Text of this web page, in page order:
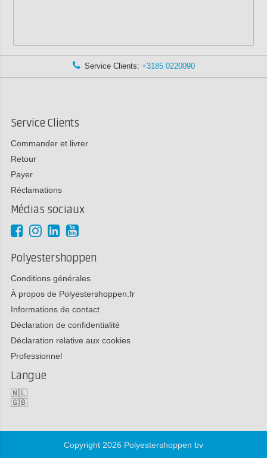
Service Clients: +3185 0220090
Service Clients
Commander et livrer
Retour
Payer
Réclamations
Médias sociaux
Polyestershoppen
Conditions générales
À propos de Polyestershoppen.fr
Informations de contact
Déclaration de confidentialité
Déclaration relative aux cookies
Professionnel
Langue
🇳🇱
🇬🇧
Copyright 2026 Polyestershoppen bv